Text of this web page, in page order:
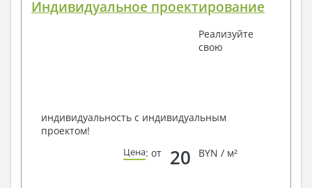
условий, за дополнительную плату.
Получить профессиональную консультацию у
наших специалистов, Вы можете любым
Индивидуальное проектирование
Реализуйте
свою
индивидуальность с индивидуальным
проектом!
Цена: от 20 BYN / м²